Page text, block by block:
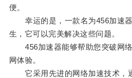
便。
幸运的是，一款名为456加速器
生，它可以完美解决这些问题。
456加速器能够帮助您突破网络
网体验。
它采用先进的网络加速技术，